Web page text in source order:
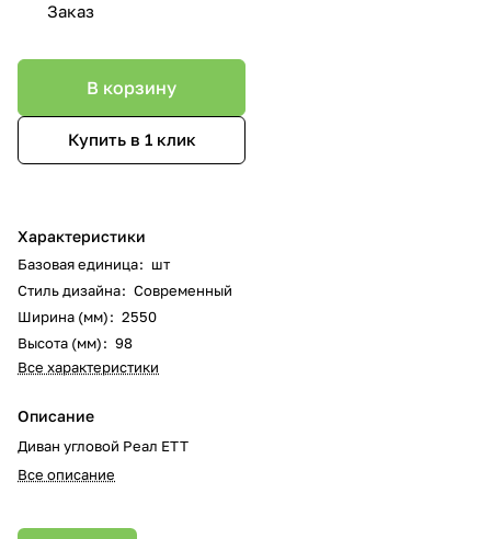
Заказ
В корзину
Купить в 1 клик
Характеристики
Базовая единица: шт
Стиль дизайна: Современный
Ширина (мм): 2550
Высота (мм): 98
Все характеристики
Описание
Диван угловой Реал ЕТТ
Все описание